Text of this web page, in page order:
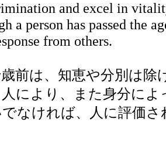
and excel in
a person has passed the
from others.
歳前は、知恵や分別は
により、また身分に
でなければ、人に評価